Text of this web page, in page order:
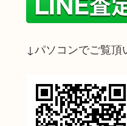
↓パソコンでご覧